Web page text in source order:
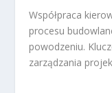
Współpraca
procesu
powodzeniu.
zarządzania